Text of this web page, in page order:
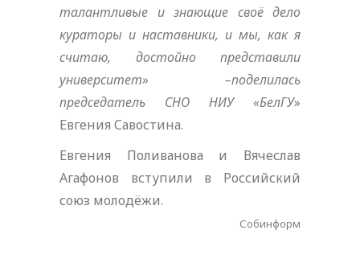
талантливые и знающие своё дело
кураторы и наставники, и мы, как я
считаю, достойно представили
университет» –поделилась
председатель СНО НИУ «БелГУ»
Евгения Савостина.
Евгения Поливанова и Вячеслав
Агафонов вступили в Российский
союз молодёжи.
Собинформ